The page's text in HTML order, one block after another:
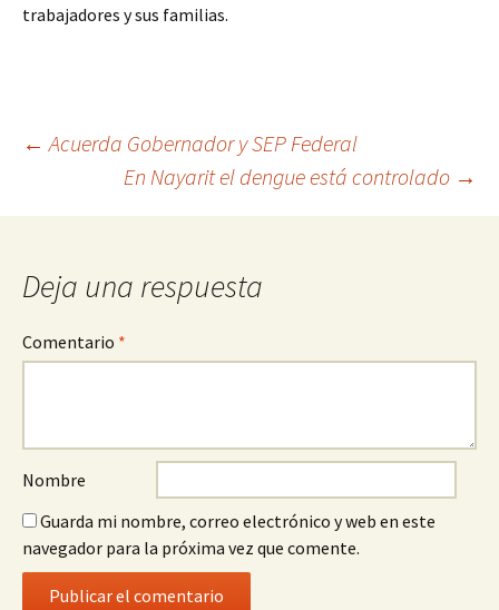
trabajadores y sus familias.
entrada
← Acuerda Gobernador y SEP Federal
En Nayarit el dengue está controlado →
Deja una respuesta
Comentario *
Nombre
Guarda mi nombre, correo electrónico y web en este
navegador para la próxima vez que comente.